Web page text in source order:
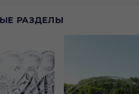
РАЗДЕЛЫ